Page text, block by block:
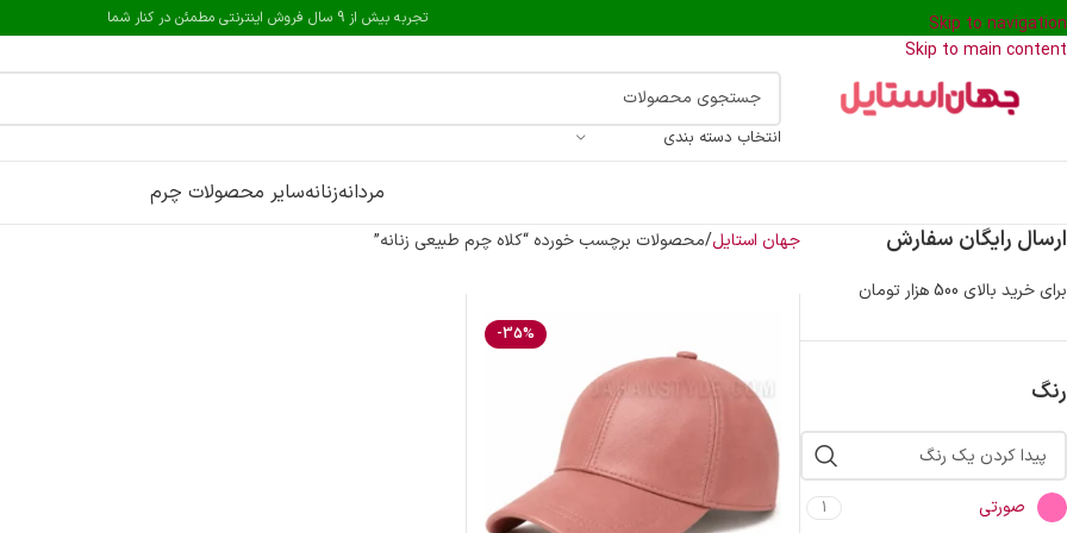
Skip to navigation
Skip to main content
تجربه بیش از 9 سال فروش اینترنتی مطمئن در کنار شما
انتخاب دسته بندی
مردانهزنانهسایر محصولات چرم
ارسال رایگان سفارش
برای خرید بالای 500 هزار تومان
رنگ
صورتی 1
جهان استایل محصولات برچسب خورده “کلاه چرم طبیعی زنانه”
-35%